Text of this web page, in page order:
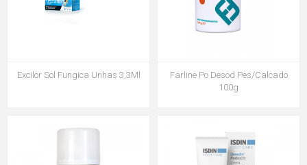
Excilor Sol Fungica Unhas 3,3Ml
Farline Po Desod Pes/Calcado
100g